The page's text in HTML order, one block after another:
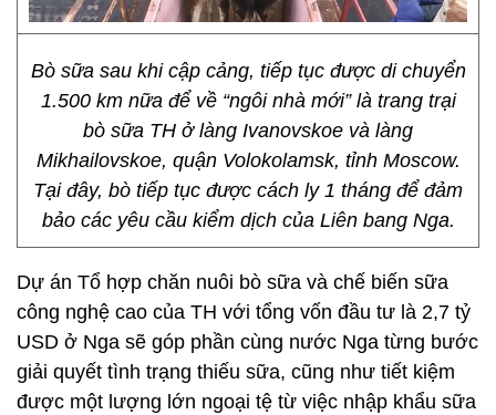
Bò sữa sau khi cập cảng, tiếp tục được di chuyển
1.500 km nữa để về “ngôi nhà mới” là trang trại
bò sữa TH ở làng Ivanovskoe và làng
Mikhailovskoe, quận Volokolamsk, tỉnh Moscow.
Tại đây, bò tiếp tục được cách ly 1 tháng để đảm
bảo các yêu cầu kiểm dịch của Liên bang Nga.
Dự án Tổ hợp chăn nuôi bò sữa và chế biến sữa
công nghệ cao của TH với tổng vốn đầu tư là 2,7 tỷ
USD ở Nga sẽ góp phần cùng nước Nga từng bước
giải quyết tình trạng thiếu sữa, cũng như tiết kiệm
được một lượng lớn ngoại tệ từ việc nhập khẩu sữa